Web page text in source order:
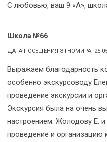
С любовью, ваш 9 «А»,
Школа №66
ДАТА ПОСЕЩЕНИЯ ЭТНОМИРА:
Выражаем благодарность
особенно экскурсоводу
проведение экскурсии и
Экскурсия была на очень
настроением. Жолодову Е.
проведение и организацию